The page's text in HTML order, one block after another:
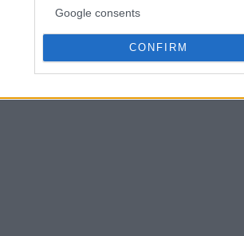
Google consents
CONFIRM